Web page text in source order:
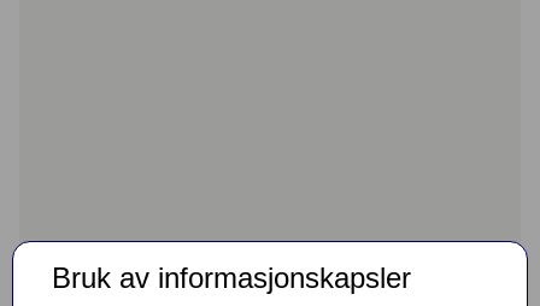
Bruk av informasjonskapsler